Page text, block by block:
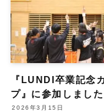
『LUNDI卒業記念
プ』に参加しました
2026年3月15日